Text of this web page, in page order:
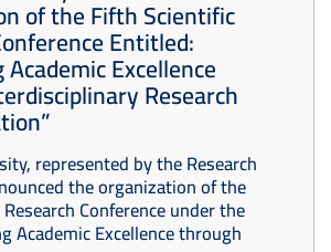
of the Fifth Scientific
Entitled:
Excellence
Research
represented by the Research
the organization of the
Conference under the
Academic Excellence through